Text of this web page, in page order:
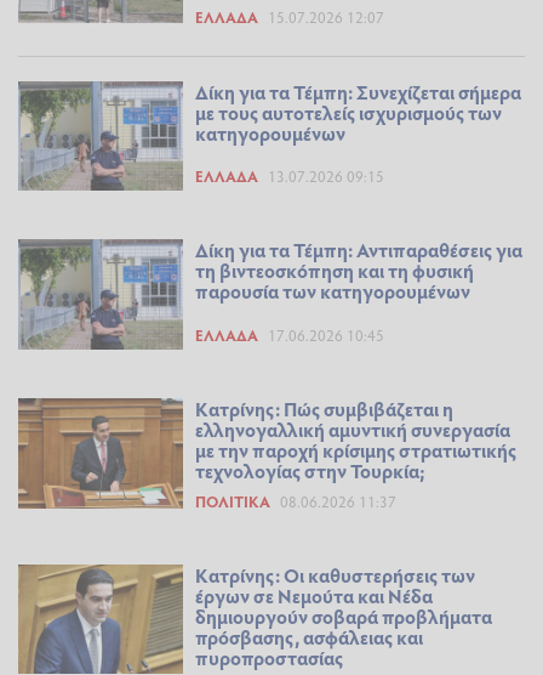
ΕΛΛΆΔΑ 15.07.2026 12:07
Δίκη για τα Τέμπη: Συνεχίζεται σήμερα
με τους αυτοτελείς ισχυρισμούς των
κατηγορουμένων
ΕΛΛΆΔΑ 13.07.2026 09:15
Δίκη για τα Τέμπη: Αντιπαραθέσεις για
τη βιντεοσκόπηση και τη φυσική
παρουσία των κατηγορουμένων
ΕΛΛΆΔΑ 17.06.2026 10:45
Κατρίνης: Πώς συμβιβάζεται η
ελληνογαλλική αμυντική συνεργασία
με την παροχή κρίσιμης στρατιωτικής
τεχνολογίας στην Τουρκία;
ΠΟΛΙΤΙΚΆ 08.06.2026 11:37
Κατρίνης: Oι καθυστερήσεις των
έργων σε Νεμούτα και Νέδα
δημιουργούν σοβαρά προβλήματα
πρόσβασης, ασφάλειας και
πυροπροστασίας